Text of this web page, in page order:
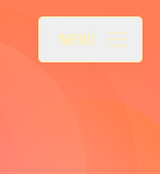
Menu
MENÚ